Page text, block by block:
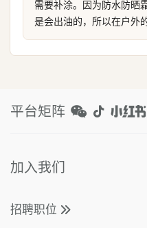
需要补涂。因为防水防晒
是会出油的，所以在户外
平台矩阵
加入我们
招聘职位